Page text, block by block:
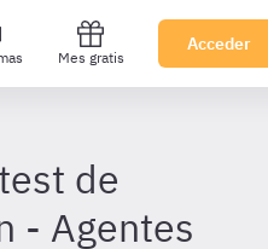
Mes gratis
Acceder
de
- Agentes